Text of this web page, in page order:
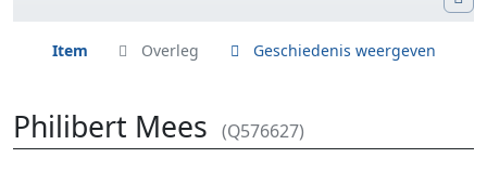
Item Overleg Geschiedenis weergeven
Philibert Mees (Q576627)